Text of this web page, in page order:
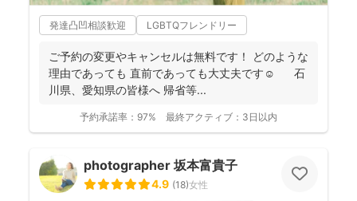
発達凸凹相談歓迎 LGBTQフレンドリー
ご予約の変更やキャンセルは無料です！ どのような
理由であっても 直前であっても大丈夫です☺️ 石
川県、愛知県の皆様へ 帰省等...
予約承諾率： 97% 最終アクティブ： 3日以内
photographer 坂本富貴子
4.9 (18)女性